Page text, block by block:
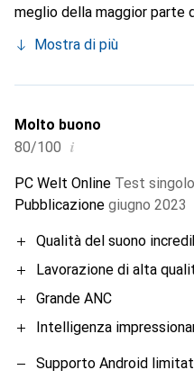
meglio della maggior parte
Mostra di più
Molto buono
80/100 i
PC Welt Online Test singolo
Pubblicazione giugno 2023
Qualità del suono
Lavorazione di alta
Grande ANC
Intelligenza
Supporto Android